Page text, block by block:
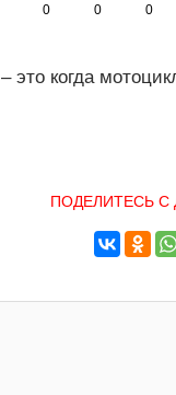
0 0 0
это когда
ПОДЕЛИТЕСЬ С